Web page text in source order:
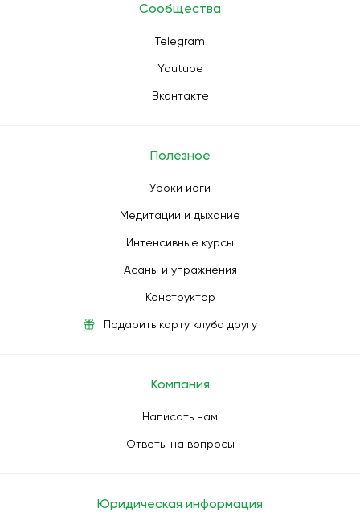
Сообщества
Telegram
Youtube
Вконтакте
Полезное
Уроки йоги
Медитации и дыхание
Интенсивные курсы
Асаны и упражнения
Конструктор
Подарить карту клуба другу
Компания
Написать нам
Ответы на вопросы
Юридическая информация